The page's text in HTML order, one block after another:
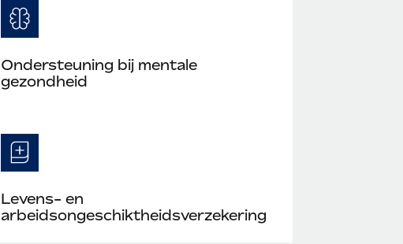
Ondersteuning bij mentale
gezondheid
Levens- en
arbeidsongeschiktheidsverzekering